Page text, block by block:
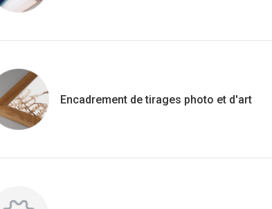
Encadrement de tirages photo et d'art